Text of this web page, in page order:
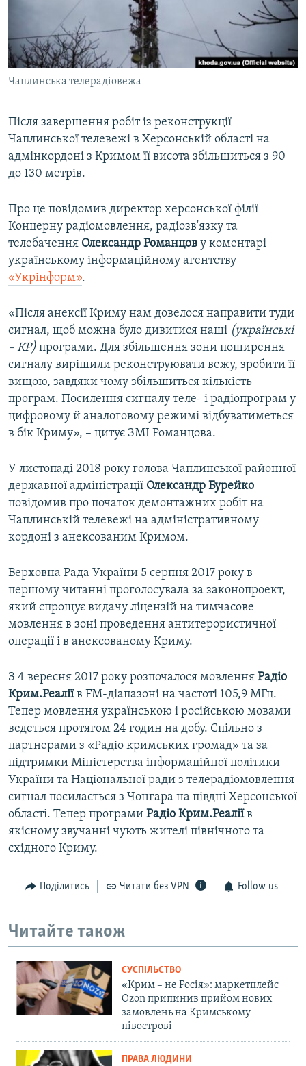
ВІДЕОУРОКИ «ELIFBE»
СВІДЧЕННЯ ОКУПАЦІЇ
УКРАЇНСЬКА ПРОБЛЕМА КРИМУ
ІНФОГРАФІКА
Qırımtatar
ДОЛУЧАЙСЯ!
Усі сайти RFE/RL
Чаплинська телерадіовежа
Після завершення робіт із реконструкції
Чаплинської телевежі в Херсонській області на
адмінкордоні з Кримом її висота збільшиться з 90
до 130 метрів.
Про це повідомив директор херсонської філії
Концерну радіомовлення, радіозв'язку та
телебачення Олександр Романцов у коментарі
українському інформаційному агентству
«Укрінформ».
«Після анексії Криму нам довелося направити туди
сигнал, щоб можна було дивитися наші (українські
– КР) програми. Для збільшення зони поширення
сигналу вирішили реконструювати вежу, зробити її
вищою, завдяки чому збільшиться кількість
програм. Посилення сигналу теле- і радіопрограм у
цифровому й аналоговому режимі відбуватиметься
в бік Криму», – цитує ЗМІ Романцова.
У листопаді 2018 року голова Чаплинської районної
державної адміністрації Олександр Бурейко
повідомив про початок демонтажних робіт на
Чаплинській телевежі на адміністративному
кордоні з анексованим Кримом.
Верховна Рада України 5 серпня 2017 року в
першому читанні проголосувала за законопроект,
який спрощує видачу ліцензій на тимчасове
мовлення в зоні проведення антитерористичної
операції і в анексованому Криму.
З 4 вересня 2017 року розпочалося мовлення Радіо
Крим.Реаліїв FM-діапазоні на частоті 105,9 МГц.
Тепер мовлення українською і російською мовами
ведеться протягом 24 годин на добу. Спільно з
партнерами з «Радіо кримських громад» та за
підтримки Міністерства інформаційної політики
України та Національної ради з телерадіомовлення
сигнал посилається з Чонгара на півдні Херсонської
області. Тепер програми Радіо Крим.Реаліїв
якісному звучанні чують жителі північного та
східного Криму.
Поділитись Читати без VPN Follow us
Читайте також
СУСПІЛЬСТВО
«Крим – не Росія»: маркетплейс
Ozon припинив прийом нових
замовлень на Кримському
півострові
ПРАВА ЛЮДИНИ